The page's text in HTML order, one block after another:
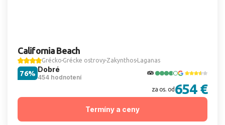
California Beach
Grécko Grécke ostrovy Zakynthos Laganas
Dobré
454 hodnotení
76%
za os. od 654 €
Termíny a ceny